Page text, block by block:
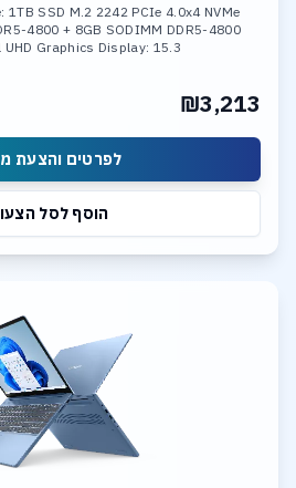
1TB SSD M.2 2242 PCIe 4.0x4 NVMe
4800 + 8GB SODIMM DDR5-4800
Graphics Display: 15.3
₪3,213
לפרטים והצעת
הוסף לסל